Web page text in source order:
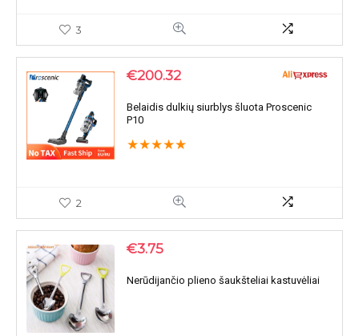
3
€200.32
Belaidis dulkių siurblys šluota Proscenic
P10
★★★★★
2
€3.75
Nerūdijančio plieno šaukšteliai kastuvėliai